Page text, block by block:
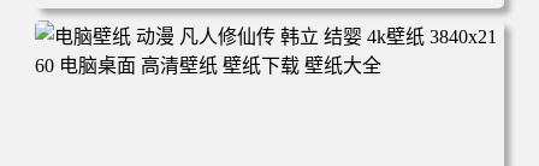
电脑壁纸 动漫角色 卡通场景 夏日休闲 夏日壁纸 治愈系 童
年回忆 荷塘荷叶 蜡笔小新 电脑桌面 高清壁纸 壁纸下载 壁